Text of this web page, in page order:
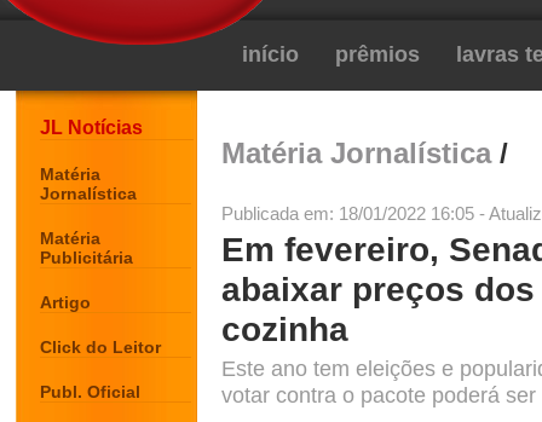
início prêmios lavras
JL Notícias
Matéria
Jornalística
Matéria
Publicitária
Artigo
Click do Leitor
Publ. Oficial
Matéria Jornalística/
Publicada em: 18/01/2022 16:05 -
Em fevereiro,
abaixar preços
cozinha
Este ano tem eleições e
votar contra o pacote poderá